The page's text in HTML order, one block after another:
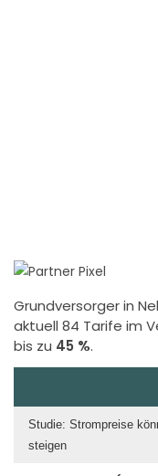
Grundversorger in
aktuell 84 Tarife im
bis zu 45 %.
Studie: Strompreise
steigen